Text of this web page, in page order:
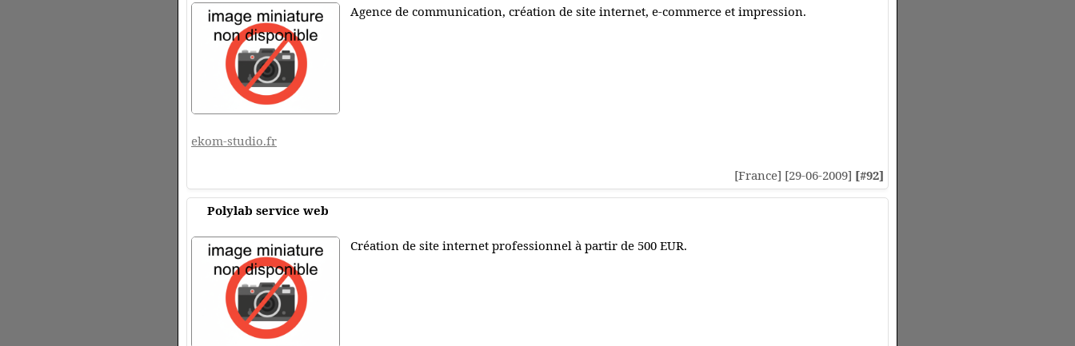
Agence de communication, création de site internet, e-commerce et impression.
ekom-studio.fr
[France] [29-06-2009] [#92]
Polylab service web
Création de site internet professionnel à partir de 500 EUR.